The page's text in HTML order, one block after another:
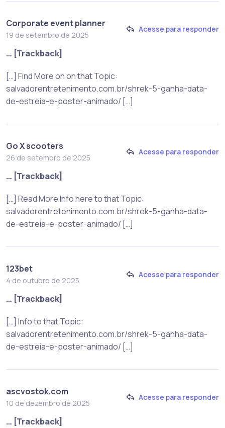
Corporate event planner
19 de setembro de 2025
Acesse para responder
… [Trackback]
[…] Find More on on that Topic:
salvadorentretenimento.com.br/shrek-5-ganha-data-
de-estreia-e-poster-animado/ […]
Go X scooters
26 de setembro de 2025
Acesse para responder
… [Trackback]
[…] Read More Info here to that Topic:
salvadorentretenimento.com.br/shrek-5-ganha-data-
de-estreia-e-poster-animado/ […]
123bet
4 de outubro de 2025
Acesse para responder
… [Trackback]
[…] Info to that Topic:
salvadorentretenimento.com.br/shrek-5-ganha-data-
de-estreia-e-poster-animado/ […]
ascvostok.com
10 de dezembro de 2025
Acesse para responder
… [Trackback]